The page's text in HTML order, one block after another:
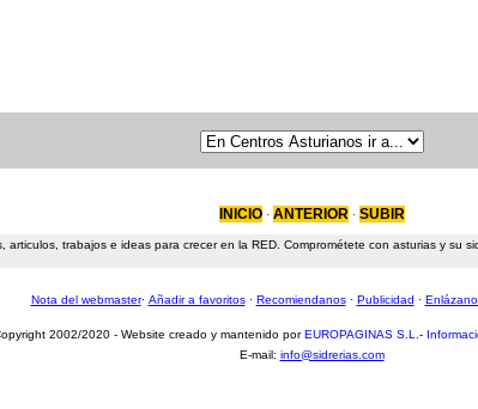
INICIO· ANTERIOR · SUBIR
trabajos e ideas para crecer en la RED. Comprométete con asturias y su
Nota del webmaster· Añadir a favoritos· Recomiendanos· Publicidad ·
2002/2020 - Website creado y mantenido porEUROPAGINAS S.L. -
E-mail: info@sidrerias.com